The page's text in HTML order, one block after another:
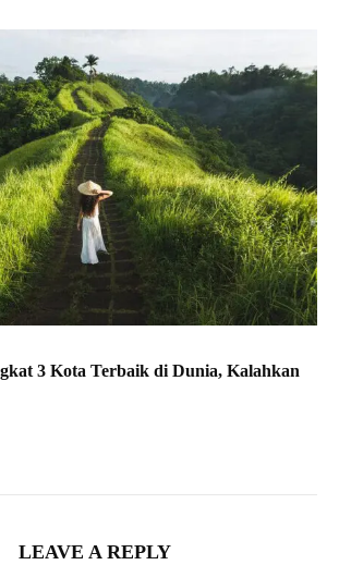
3 Kota Terbaik di Dunia, Kalahkan
LEAVE A REPLY